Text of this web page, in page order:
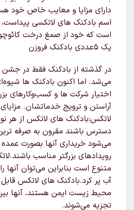
دارای مزایا و معایب خاص خود
اسم بادکنک های لاتکسی
است که خود از صمغ درخت
پک 5عددی بادکنک فروزن
در گذشته از بادکنک فقط در جشن
می‌شد. اما اکنون بادکنک ها
اختیار شرکت ها و کسب‌وکارهای
آراستن و ترویج خدماتشان.
لاتکس:بادکنک های لاتکس از هر
دسترس باشند مقرون به صرفه
می‌شود خریداری آنها بصورت عمده
رویدادهای بزرگتر مناسب
متنوع است بنابراین می‌توان آنها
آب پر کرد.بادکنک های لاتکس قابل
تجزیه می‌شوند.